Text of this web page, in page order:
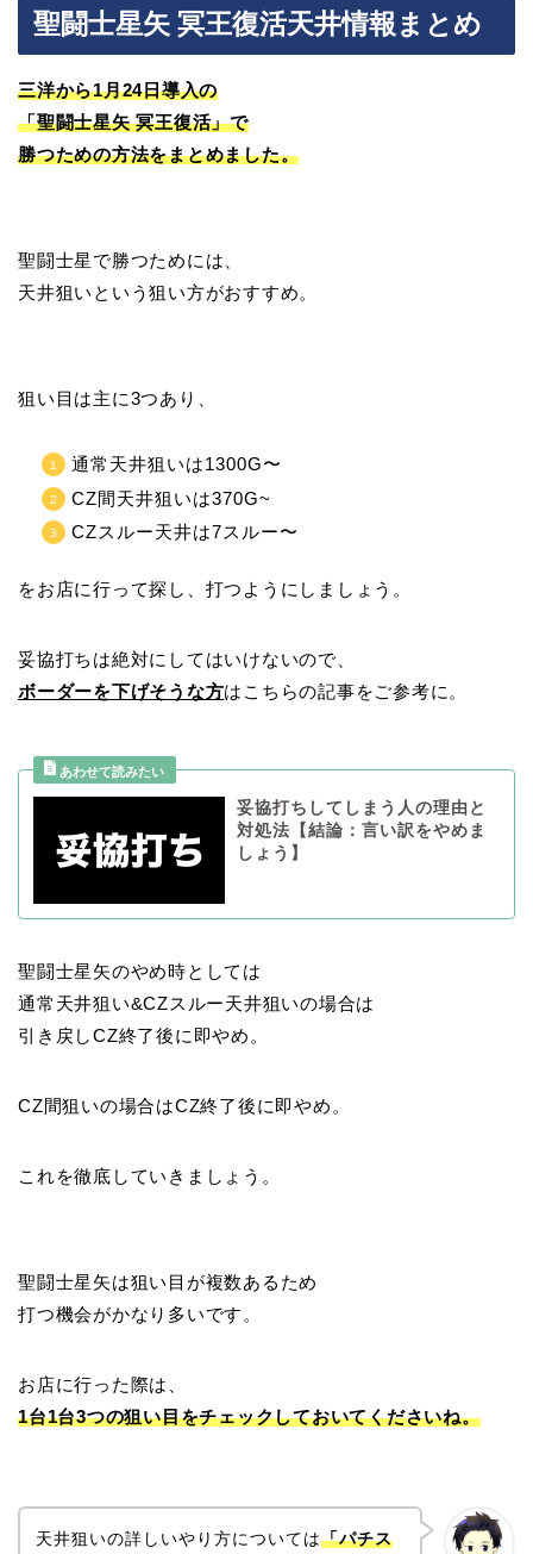
聖闘士星矢 冥王復活天井情報まとめ
三洋から1月24日導入の
「聖闘士星矢 冥王復活」で
勝つための方法をまとめました。
聖闘士星で勝つためには、
天井狙いという狙い方がおすすめ。
狙い目は主に3つあり、
通常天井狙いは1300G〜
CZ間天井狙いは370G~
CZスルー天井は7スルー〜
をお店に行って探し、打つようにしましょう。
妥協打ちは絶対にしてはいけないので、
ボーダーを下げそうな方はこちらの記事をご参考に。
妥協打ちしてしまう人の理由と
対処法【結論：言い訳をやめま
しょう】
聖闘士星矢のやめ時としては
通常天井狙い&CZスルー天井狙いの場合は
引き戻しCZ終了後に即やめ。
CZ間狙いの場合はCZ終了後に即やめ。
これを徹底していきましょう。
聖闘士星矢は狙い目が複数あるため
打つ機会がかなり多いです。
お店に行った際は、
1台1台3つの狙い目をチェックしておいてくださいね。
天井狙いの詳しいやり方については「パチス